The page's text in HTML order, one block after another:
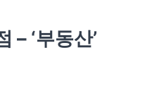
– ‘부동산’